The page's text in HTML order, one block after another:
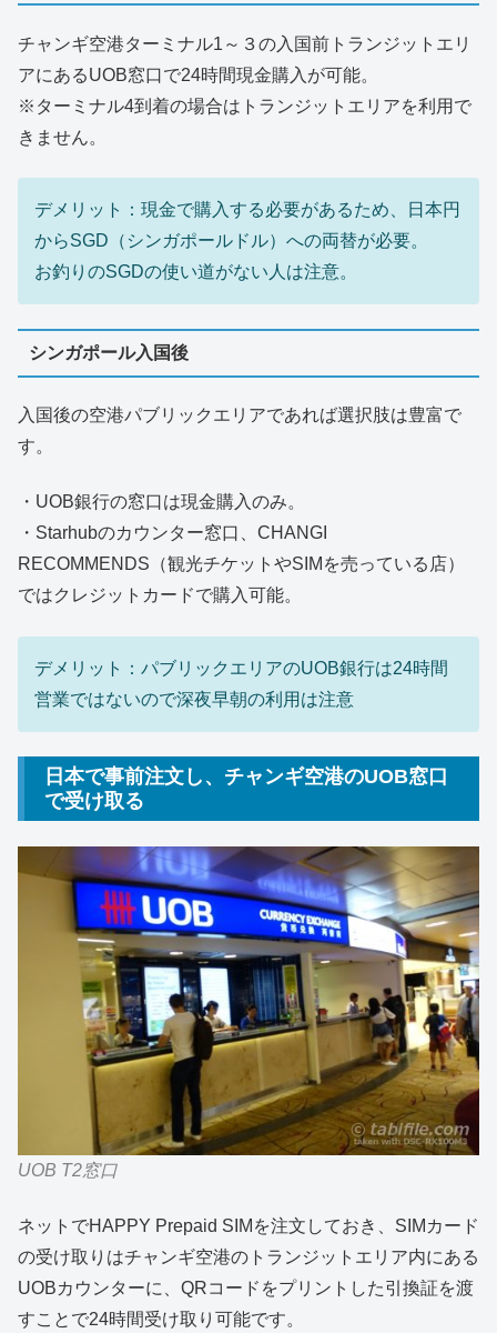
チャンギ空港ターミナル1～３の入国前トランジットエリ
アにあるUOB窓口で24時間現金購入が可能。
※ターミナル4到着の場合はトランジットエリアを利用で
きません。
デメリット：現金で購入する必要があるため、日本円
からSGD（シンガポールドル）への両替が必要。
お釣りのSGDの使い道がない人は注意。
シンガポール入国後
入国後の空港パブリックエリアであれば選択肢は豊富で
す。
・UOB銀行の窓口は現金購入のみ。
・Starhubのカウンター窓口、CHANGI
RECOMMENDS（観光チケットやSIMを売っている店）
ではクレジットカードで購入可能。
デメリット：パブリックエリアのUOB銀行は24時間
営業ではないので深夜早朝の利用は注意
日本で事前注文し、チャンギ空港のUOB窓口
で受け取る
UOB T2窓口
ネットでHAPPY Prepaid SIMを注文しておき、SIMカード
の受け取りはチャンギ空港のトランジットエリア内にある
UOBカウンターに、QRコードをプリントした引換証を渡
すことで24時間受け取り可能です。